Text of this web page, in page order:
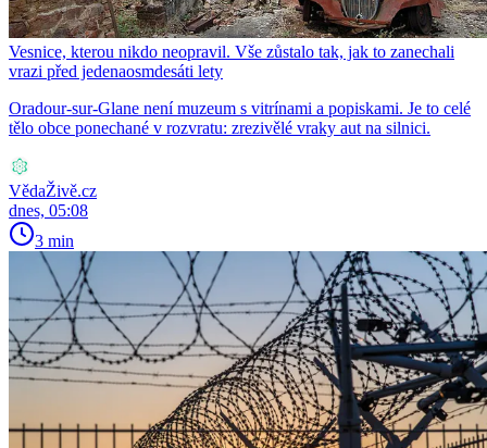
Vesnice, kterou nikdo neopravil. Vše zůstalo tak, jak to zanechali
vrazi před jedenaosmdesáti lety
Oradour-sur-Glane není muzeum s vitrínami a popiskami. Je to celé
tělo obce ponechané v rozvratu: zrezivělé vraky aut na silnici.
VědaŽivě.cz
dnes, 05:08
3 min